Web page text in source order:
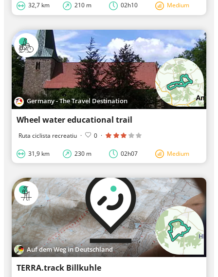
32,7 km 210 m 02h10 Medium
Germany - The Travel Destination
Wheel water educational trail
Ruta ciclista recreatiu · 0 ·
31,9 km 230 m 02h07 Medium
Auf dem Weg in Deutschland
TERRA.track Billkuhle